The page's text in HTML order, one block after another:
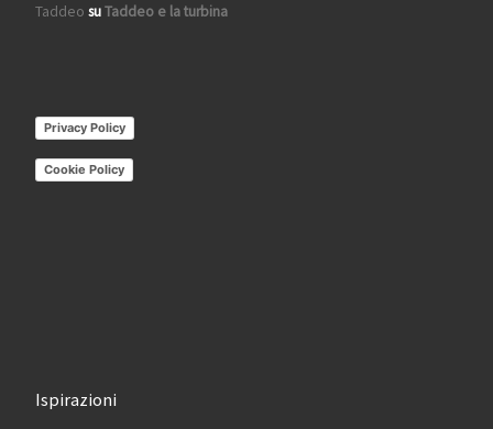
Taddeo suTaddeo e la turbina
Privacy Policy
Cookie Policy
Ispirazioni